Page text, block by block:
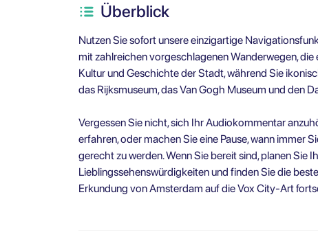
Überblick
Nutzen Sie sofort unsere einzigartige
mit zahlreichen vorgeschlagenen Wanderwegen, die
Kultur und Geschichte der Stadt, während Sie
das Rijksmuseum, das Van Gogh Museum und den
Vergessen Sie nicht, sich Ihr Audiokommentar
erfahren, oder machen Sie eine Pause, wann immer
gerecht zu werden. Wenn Sie bereit sind, planen Sie
Lieblingssehenswürdigkeiten und finden Sie die
Erkundung von Amsterdam auf die Vox City-Art